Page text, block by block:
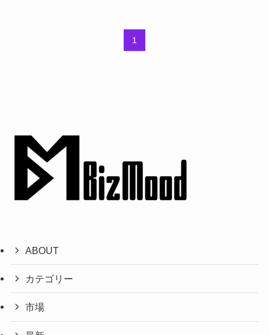
1
ABOUT
カテゴリー
市場